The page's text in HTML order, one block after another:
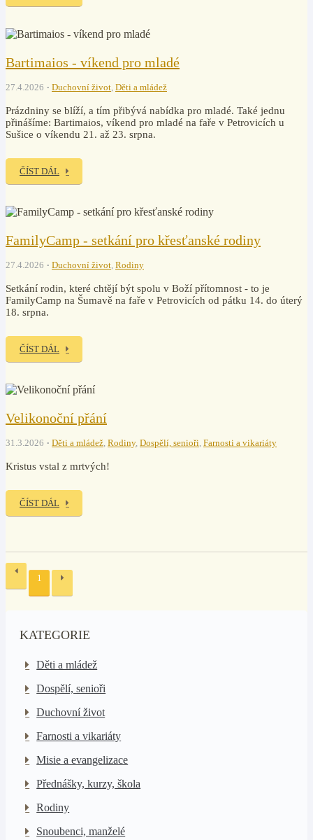
Bartimaios - víkend pro mladé
27.4.2026 Duchovní život, Děti a mládež
Prázdniny se blíží, a tím přibývá nabídka pro mladé. Také jednu
přinášíme: Bartimaios, víkend pro mladé na faře v Petrovicích u
Sušice o víkendu 21. až 23. srpna.
ČÍST DÁL
FamilyCamp - setkání pro křesťanské rodiny
27.4.2026 Duchovní život, Rodiny
Setkání rodin, které chtějí být spolu v Boží přítomnost - to je
FamilyCamp na Šumavě na faře v Petrovicích od pátku 14. do úterý
18. srpna.
ČÍST DÁL
Velikonoční přání
31.3.2026 Děti a mládež, Rodiny, Dospělí, senioři, Farnosti a vikariáty
Kristus vstal z mrtvých!
ČÍST DÁL
1
KATEGORIE
Děti a mládež
Dospělí, senioři
Duchovní život
Farnosti a vikariáty
Misie a evangelizace
Přednášky, kurzy, škola
Rodiny
Snoubenci, manželé